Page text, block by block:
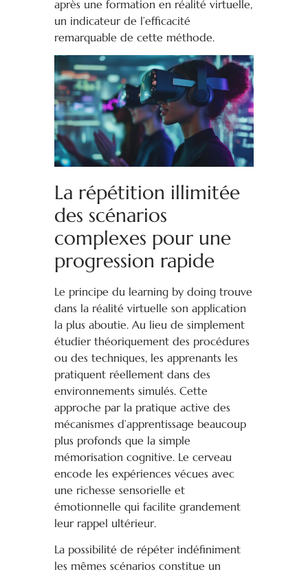
après une formation en réalité virtuelle,
un indicateur de l’efficacité
remarquable de cette méthode.
La répétition illimitée
des scénarios
complexes pour une
progression rapide
Le principe du learning by doing trouve
dans la réalité virtuelle son application
la plus aboutie. Au lieu de simplement
étudier théoriquement des procédures
ou des techniques, les apprenants les
pratiquent réellement dans des
environnements simulés. Cette
approche par la pratique active des
mécanismes d’apprentissage beaucoup
plus profonds que la simple
mémorisation cognitive. Le cerveau
encode les expériences vécues avec
une richesse sensorielle et
émotionnelle qui facilite grandement
leur rappel ultérieur.
La possibilité de répéter indéfiniment
les mêmes scénarios constitue un